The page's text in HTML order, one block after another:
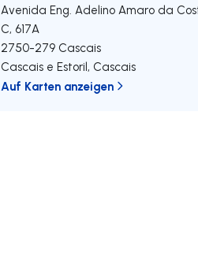
Avenida Eng. Adelino Amaro da
C, 617A
2750-279 Cascais
Cascais e Estoril, Cascais
Auf Karten anzeigen